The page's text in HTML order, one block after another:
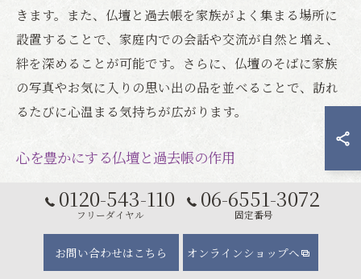
きます。また、仏壇と過去帳を家族がよく集まる場所に
設置することで、家庭内での会話や交流が自然と増え、
絆を深めることが可能です。さらに、仏壇のそばに家族
の写真やお気に入りの思い出の品を並べることで、訪れ
るたびに心温まる気持ちが広がります。
心を豊かにする仏壇と過去帳の作用
仏壇と過去帳は、日常生活において心を豊かにする重要
な役割を果たします。仏壇は故人への思いを日々新たに
し、先祖の教えや価値観を再確認する場として機能しま
す。過去帳は、家族の歴史を記録し、そこに記された先
0120-543-110
フリーダイヤル
06-6551-3072
固定番号
お問い合わせはこちら オンラインショップへ